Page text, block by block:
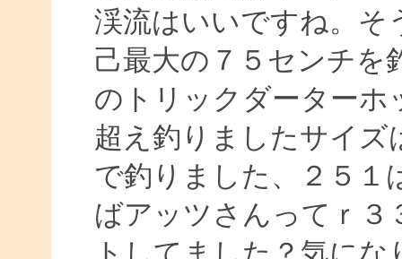
渓流はいいですね。そ
己最大の７５センチを
のトリックダーターホ
超え釣りましたサイ
で釣りました、２５１
ばアッツさんってｒ